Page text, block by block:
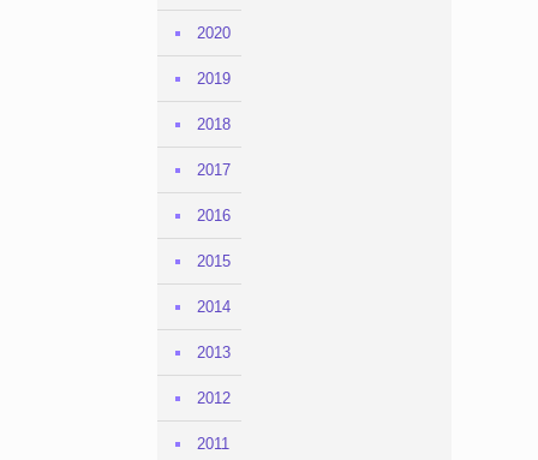
2020
2019
2018
2017
2016
2015
2014
2013
2012
2011